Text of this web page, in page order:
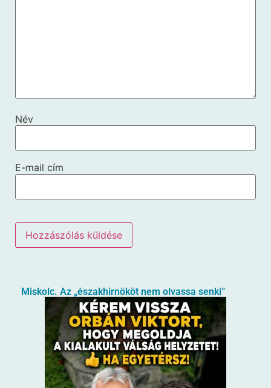
Név
E-mail cím
Miskolc. Az „északhirnököt nem olvassa senki”